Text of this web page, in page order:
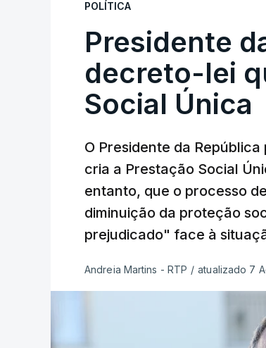
POLÍTICA
Presidente
decreto-lei
Social Única
O Presidente da
cria a Prestação Social
entanto, que o processo
diminuição da proteção
prejudicado" face à
Andreia Martins - RTP / atualizado 7